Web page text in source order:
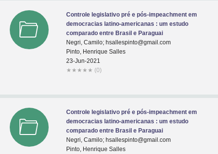
Controle legislativo pré e pós-impeachment em
democracias latino-americanas : um estudo
comparado entre Brasil e Paraguai
Negri, Camilo; hsallespinto@gmail.com
Pinto, Henrique Salles
23-Jun-2021
★ ★ ★ ★ ★ (0)
Controle legislativo pré e pós-impeachment em
democracias latino-americanas : um estudo
comparado entre Brasil e Paraguai
Negri, Camilo; hsallespinto@gmail.com
Pinto, Henrique Salles